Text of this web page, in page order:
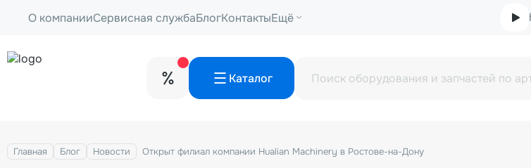
О компанииСервисная службаБлогКонтактыЕщё
Каталог
Главная Блог Новости Открыт филиал компании Hualian Machinery в Ростове-на-Дону